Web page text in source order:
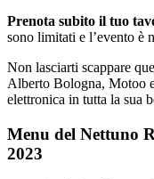
Prenota subito il tuo
sono limitati e l’evento è
Non lasciarti scappare
Alberto Bologna, Motoo
elettronica in tutta la sua
Menu del Nettuno
2023